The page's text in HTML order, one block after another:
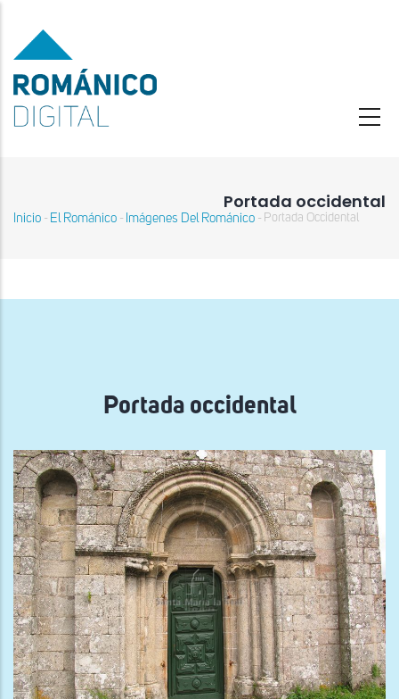
contenido
principal
Portada occidental
Sobrescribir
navegación
Inicio - El Románico - Imágenes Del Románico - Portada Occidental
Portada occidental